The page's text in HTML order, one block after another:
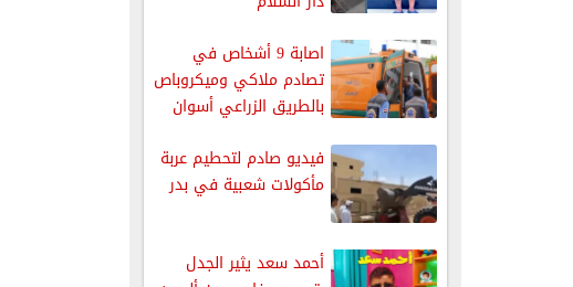
اصابة 9 أشخاص في
تصادم ملاكي وميكروباص
بالطريق الزراعي أسوان
فيديو صادم لتحطيم عربة
مأكولات شعبية في بدر
أحمد سعد يثير الجدل